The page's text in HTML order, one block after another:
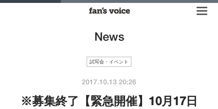
News
試写会・イベント
2017.10.13 20:26
※募集終了【緊急開催】10月17日